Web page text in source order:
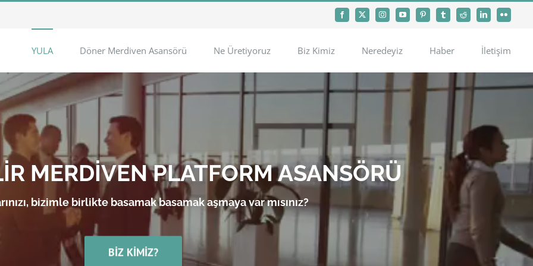
Facebook
X InstagramYouTubePinterestTumblrReddit LinkedInFlickr
YULA Döner Merdiven Asansörü Ne Üretiyoruz Biz Kimiz Neredeyiz Haber İletişim
MERDİVEN PLATFORM ASANSÖRÜ
bizimle birlikte basamak basamak aşmaya var mısınız?
BIZ KIMIZ?